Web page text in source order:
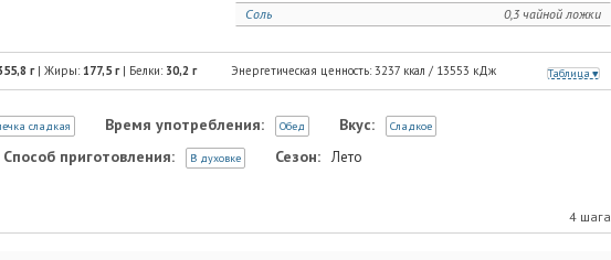
0,3 чайной ложки
Соль
Таблица
Энергетическая ценность: 3237ккал / 13553 кДж
г| Жиры: 177,5г| Белки: 30,2г
сладкая Время употребления: Обед Вкус: Сладкое
Способ приготовления: В духовке Сезон: Лето
4 шага